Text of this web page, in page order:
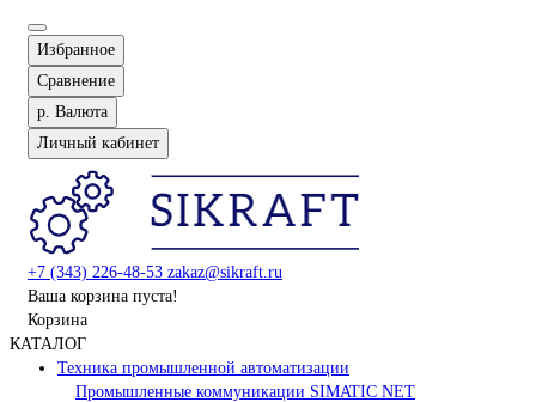
Избранное
Сравнение
р. Валюта
Личный кабинет
+7 (343) 226-48-53 zakaz@sikraft.ru
Ваша корзина пуста!
Корзина
КАТАЛОГ
Техника промышленной автоматизации
Промышленные коммуникации SIMATIC NET